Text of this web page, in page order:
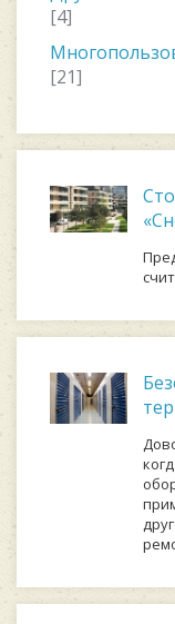
[4]
[21]